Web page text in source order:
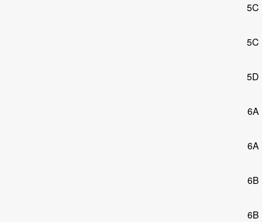
5C
5C
5D
6A
6A
6B
6B